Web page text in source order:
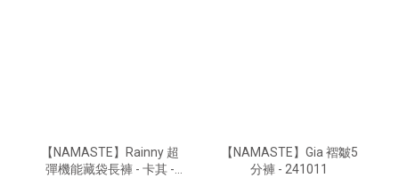
【NAMASTE】Rainny 超
彈機能藏袋長褲 - 卡其 -
【NAMASTE】Gia 褶皺5
分褲 - 241011